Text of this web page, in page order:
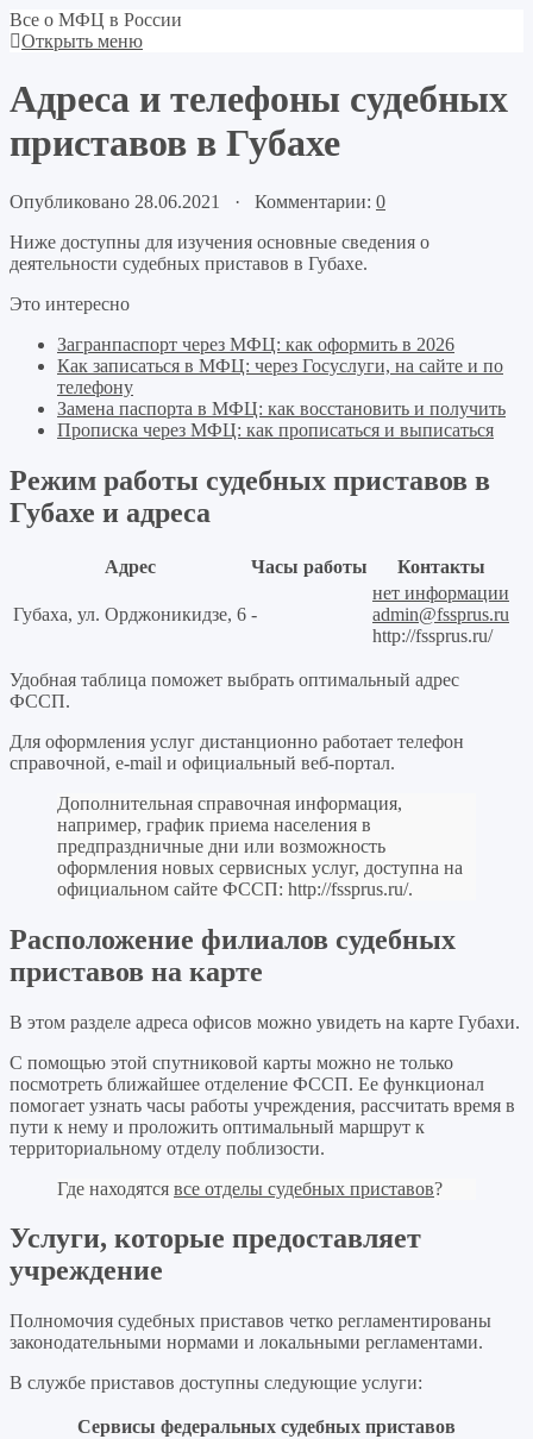
Все о МФЦ в России
Открыть меню
Адреса и телефоны судебных
приставов в Губахе
Опубликовано 28.06.2021 · Комментарии: 0
Ниже доступны для изучения основные сведения о
деятельности судебных приставов в Губахе.
Это интересно
Загранпаспорт через МФЦ: как оформить в 2026
Как записаться в МФЦ: через Госуслуги, на сайте и по
телефону
Замена паспорта в МФЦ: как восстановить и получить
Прописка через МФЦ: как прописаться и выписаться
Режим работы судебных приставов в
Губахе и адреса
Адрес Часы работы Контакты
Губаха, ул. Орджоникидзе, 6 -
нет информации
admin@fssprus.ru
http://fssprus.ru/
Удобная таблица поможет выбрать оптимальный адрес
ФССП.
Для оформления услуг дистанционно работает телефон
справочной, e-mail и официальный веб-портал.
Дополнительная справочная информация,
например, график приема населения в
предпраздничные дни или возможность
оформления новых сервисных услуг, доступна на
официальном сайте ФССП: http://fssprus.ru/.
Расположение филиалов судебных
приставов на карте
В этом разделе адреса офисов можно увидеть на карте Губахи.
С помощью этой спутниковой карты можно не только
посмотреть ближайшее отделение ФССП. Ее функционал
помогает узнать часы работы учреждения, рассчитать время в
пути к нему и проложить оптимальный маршрут к
территориальному отделу поблизости.
Где находятся все отделы судебных приставов?
Услуги, которые предоставляет
учреждение
Полномочия судебных приставов четко регламентированы
законодательными нормами и локальными регламентами.
В службе приставов доступны следующие услуги:
Сервисы федеральных судебных приставов